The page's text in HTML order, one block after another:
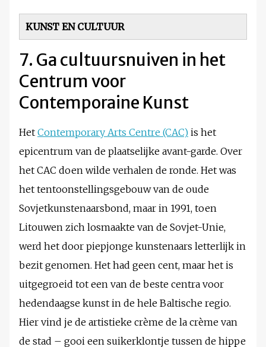
KUNST EN CULTUUR
7. Ga cultuursnuiven in het
Centrum voor
Contemporaine Kunst
Het Contemporary Arts Centre (CAC) is het
epicentrum van de plaatselijke avant-garde. Over
het CAC doen wilde verhalen de ronde. Het was
het tentoonstellingsgebouw van de oude
Sovjetkunstenaarsbond, maar in 1991, toen
Litouwen zich losmaakte van de Sovjet-Unie,
werd het door piepjonge kunstenaars letterlijk in
bezit genomen. Het had geen cent, maar het is
uitgegroeid tot een van de beste centra voor
hedendaagse kunst in de hele Baltische regio.
Hier vind je de artistieke crème de la crème van
de stad – gooi een suikerklontje tussen de hippe